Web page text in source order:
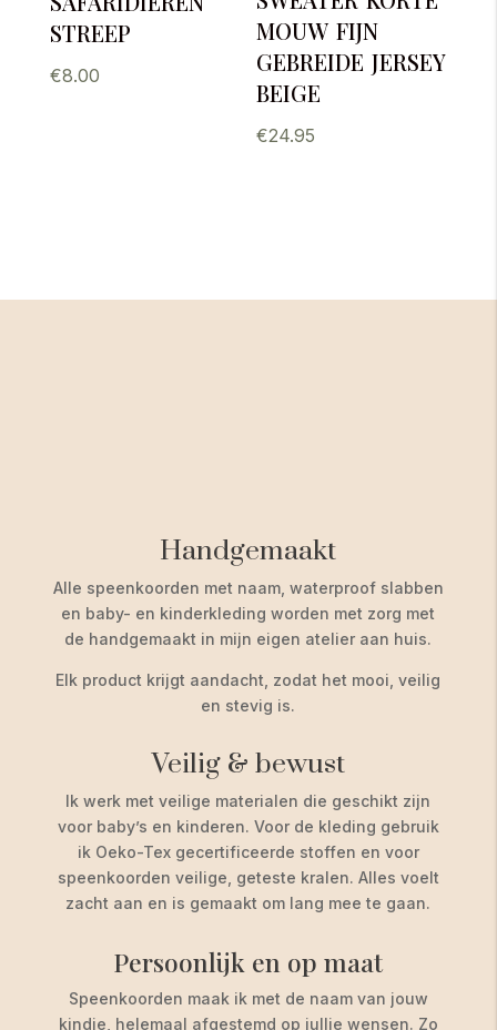
streep
€8.00
mouw fijn
gebreide jersey
beige
€24.95
Handgemaakt
Alle speenkoorden met naam, waterproof slabben
en baby- en kinderkleding worden met zorg met
de handgemaakt in mijn eigen atelier aan huis.
Elk product krijgt aandacht, zodat het mooi, veilig
en stevig is.
Veilig & bewust
Ik werk met veilige materialen die geschikt zijn
voor baby’s en kinderen. Voor de kleding gebruik
ik Oeko-Tex gecertificeerde stoffen en voor
speenkoorden veilige, geteste kralen. Alles voelt
zacht aan en is gemaakt om lang mee te gaan.
Persoonlijk en op maat
Speenkoorden maak ik met de naam van jouw
kindje, helemaal afgestemd op jullie wensen. Zo